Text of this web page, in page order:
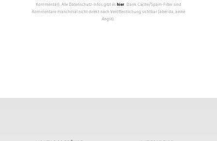
Kommentar). Alle Datenschutz-Infos gibt eshier. Dank Cache/Spam-Filter sind
Kommentare manchmal nicht direkt nach Veröffentlichung sichtbar (aber da, keine
Angst).